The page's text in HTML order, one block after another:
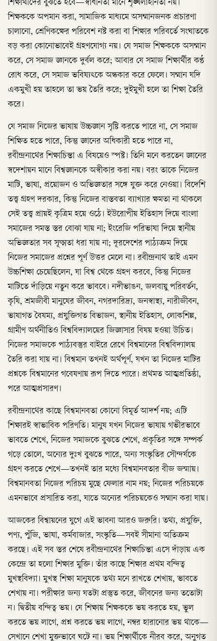
শিক্ষার্থীদের বুঝতে হবে—স্বাধীনতা মানে শৃঙ্খলাহীনতা নয়।
শিক্ষককে অপমান করা, সামাজিক মাধ্যমে অসম্মানজনক প্রচারণা
চালানো, শ্রেণিকক্ষের পরিবেশ নষ্ট করা বা শিক্ষার পরিবর্তে সংঘাতকে
বড় করা কোনোভাবেই গ্রহণযোগ্য নয়। যে সমাজ শিক্ষককে অসম্মান
করে, সে সমাজ জ্ঞানকে দুর্বল করে; আবার যে সমাজ শিক্ষার্থীর কণ্ঠ
রোধ করে, সে সমাজ ভবিষ্যৎকে অন্ধকার করে ফেলে। সম্মান যদি
একমুখী হয় তাহলে তা ভয় তৈরি করে; দুইমুখী হলে তা শিক্ষা তৈরি
করে।
যে সমাজ নিজের ভাষায় উচ্চজ্ঞান সৃষ্টি করতে পারে না, সে সমাজ
শিক্ষিত হতে পারে, কিন্তু জ্ঞানের অধিকারী হতে পারে না,
রবীন্দ্রনাথের শিক্ষাচিন্তা এ বিষয়েও স্পষ্ট। তিনি মনে করতেন জ্ঞানের
স্বদেশায়ন মানে বিশ্বজ্ঞানকে অস্বীকার করা নয়। বরং তাকে নিজের
মাটি, ভাষা, প্রয়োজন ও অভিজ্ঞতার সঙ্গে যুক্ত করে নেওয়া। বিদেশি
তত্ত্ব গ্রহণ দরকার, কিন্তু নিজের বাস্তবতা ব্যাখ্যার ক্ষমতা না থাকলে
সেই তত্ত্ব প্রায়ই কৃত্রিম হয়ে ওঠে। ইউরোপীয় ইতিহাস দিয়ে বাংলা
সমাজের সমস্ত স্তর বোঝা যায় না; ইংরেজি পরিভাষা দিয়ে স্থানীয়
অভিজ্ঞতার সব সূক্ষ্মতা ধরা যায় না; দূরদেশের পাঠ্যক্রম দিয়ে
নিজের সমাজের প্রশ্নের পূর্ণ উত্তর মেলে না। রবীন্দ্রনাথ তাই এমন
উচ্চশিক্ষা চেয়েছিলেন, যা বিশ্ব থেকে গ্রহণ করবে, কিন্তু নিজের
মাটিতে দাঁড়িয়ে নতুন করে ভাববে। নদীভাঙন, জলবায়ু পরিবর্তন,
কৃষি, শ্রমজীবী মানুষের জীবন, নগরদারিদ্র্য, জনস্বাস্থ্য, নারীজীবন,
ভাষাগত বৈষম্য, প্রযুক্তিগত বিভাজন, স্থানীয় ইতিহাস, লোকশিল্প,
গ্রামীণ অর্থনীতিও বিশ্ববিদ্যালয়ের জিজ্ঞাসার বিষয় হওয়া উচিত।
নিজের সমাজকে পাঠ্যবস্তুর বাইরে রেখে বিশ্বমানের বিশ্ববিদ্যালয়
তৈরি করা যায় না। বিশ্বমান তখনই অর্থপূর্ণ, যখন তা নিজের মাটির
প্রশ্নকে বিশ্বমানের গবেষণায় রূপ দিতে পারে। প্রথমত আত্মপ্রতিষ্ঠা,
পরে আত্মপ্রসারণ।
রবীন্দ্রনাথের কাছে বিশ্বমানবতা কোনো বিমূর্ত আদর্শ নয়; এটি
শিক্ষারই স্বাভাবিক পরিণতি। মানুষ যখন নিজের ভাষায় গভীরভাবে
ভাবতে শেখে, নিজের সমাজকে বুঝতে শেখে, প্রকৃতির সঙ্গে সম্পর্ক
গড়ে তোলে, অন্যের দুঃখ বুঝতে পারে, অন্য সংস্কৃতির সৌন্দর্যকে
গ্রহণ করতে শেখে—তখনই তার মধ্যে বিশ্বমানবতার বীজ জন্মায়।
বিশ্বমানবতা নিজের পরিচয় মুছে ফেলার নাম নয়; নিজের পরিচয়কে
এমনভাবে প্রসারিত করা, যাতে অন্যের পরিচয়কেও সম্মান করা যায়।
আজকের বিশ্বায়নের যুগে এই ভাবনা আরও জরুরি। তথ্য, প্রযুক্তি,
পণ্য, পুঁজি, ভাষা, কর্মবাজার, সংস্কৃতি—সবই সীমানা অতিক্রম
করছে। এই সব স্তর শেষে রবীন্দ্রনাথের শিক্ষাচিন্তা এসে দাঁড়ায় এক
কেন্দ্রে তা হলো শিক্ষার মুক্তি। তাঁর কাছে শিক্ষার প্রথম বন্দিত্ব
মুখস্থবিদ্যা। মুখস্থ শিক্ষা মানুষকে তথ্য মনে রাখতে শেখায়, ভাবতে
শেখায় না। পরীক্ষার জন্য যতটা প্রস্তুত করে, জীবনের জন্য ততোটা
ন। দ্বিতীয় বন্দিত্ব ভয়। যে শিক্ষায় শিক্ষককে ভয় করতে হয়, ভুল
করতে ভয় লাগে, প্রশ্ন করতে ভয় লাগে, নম্বর হারানোর ভয় থাকে—
সেখানে শেখা মুক্তভাবে ঘটে না। ভয় শিক্ষার্থীকে নীরব করে, অনুগত